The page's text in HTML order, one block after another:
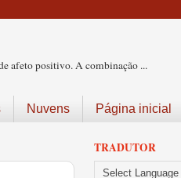
afeto positivo. A combinação ...
Nuvens Página inicial
TRADUTOR